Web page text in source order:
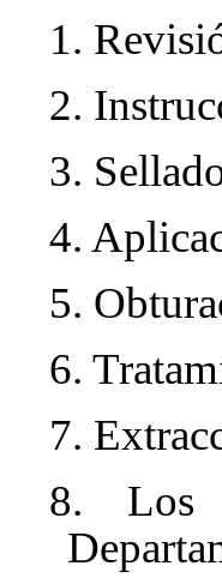
1.
2.
3.
4.
5.
6.
7.
8. Los